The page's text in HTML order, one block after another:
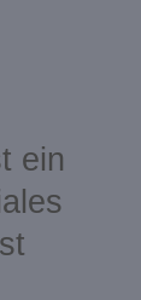
ein